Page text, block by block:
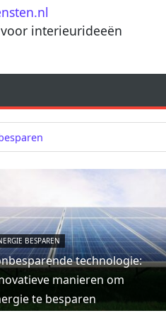
interieurideeën
BESPAREN
technologie:
manieren om
te besparen